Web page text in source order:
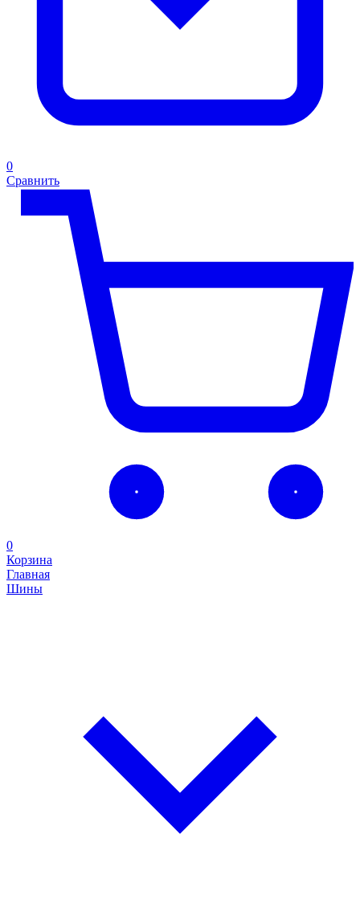
0
Сравнить
0
Корзина
Главная
Шины